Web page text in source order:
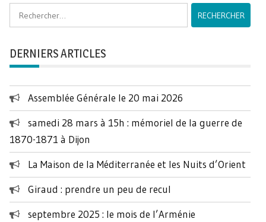
Rechercher :
DERNIERS ARTICLES
Assemblée Générale le 20 mai 2026
samedi 28 mars à 15h : mémoriel de la guerre de
1870-1871 à Dijon
La Maison de la Méditerranée et les Nuits d’Orient
Giraud : prendre un peu de recul
septembre 2025 : le mois de l’Arménie